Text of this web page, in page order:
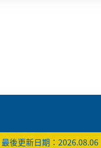
最後更新日期：2026.08.06